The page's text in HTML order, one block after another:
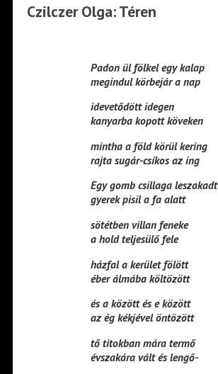
Czilczer Olga: Téren
Padon ül fölkel egy kalap
megindul körbejár a nap
idevetődött idegen
kanyarba kopott köveken
mintha a föld körül kering
rajta sugár-csíkos az ing
Egy gomb csillaga leszakadt
gyerek pisil a fa alatt
sötétben villan feneke
a hold teljesülő fele
házfal a kerület fölött
éber álmába költözött
és a között és e között
az ég kékjével öntözött
tő titokban mára termő
évszakára vált és lengő-